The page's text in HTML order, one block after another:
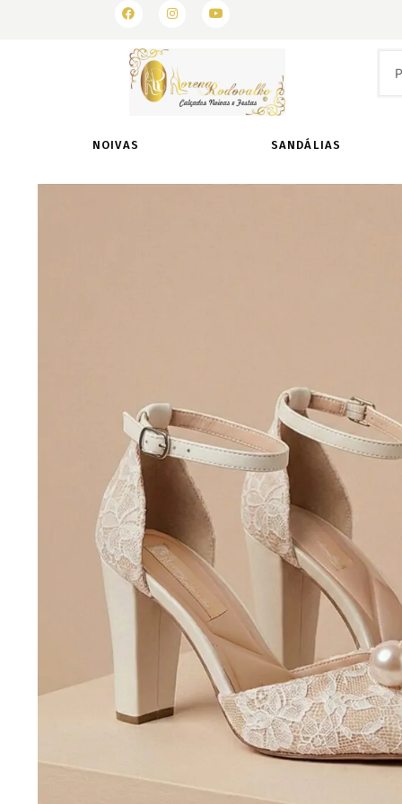
As melhores ofertas
NOIVAS SANDÁLIAS